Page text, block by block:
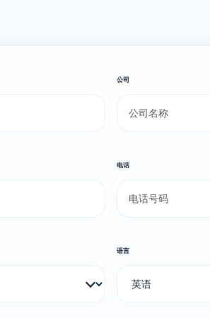
公司
电话
语言